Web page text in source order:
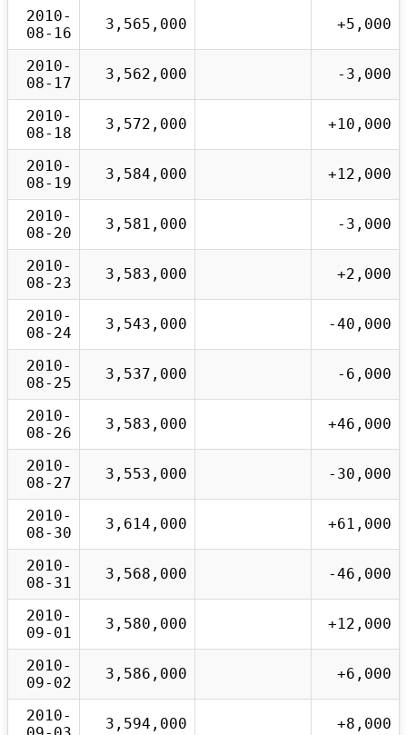
2010-
08-16
3,565,000 +5,000
2010-
08-17
3,562,000 -3,000
2010-
08-18
3,572,000 +10,000
2010-
08-19
3,584,000 +12,000
2010-
08-20
3,581,000 -3,000
2010-
08-23
3,583,000 +2,000
2010-
08-24
3,543,000 -40,000
2010-
08-25
3,537,000 -6,000
2010-
08-26
3,583,000 +46,000
2010-
08-27
3,553,000 -30,000
2010-
08-30
3,614,000 +61,000
2010-
08-31
3,568,000 -46,000
2010-
09-01
3,580,000 +12,000
2010-
09-02
3,586,000 +6,000
2010-
3,594,000 +8,000